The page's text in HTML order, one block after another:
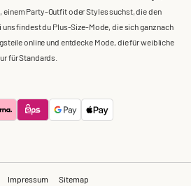
einem Party-Outfit oder Styles suchst, die den
findest du Plus-Size-Mode, die sich ganz nach
online und entdecke Mode, die für weibliche
für Standards.
Impressum Sitemap